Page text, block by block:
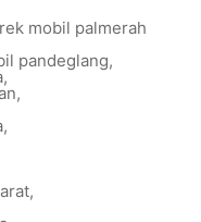
mobil palmerah
pandeglang,
,
,
,
,